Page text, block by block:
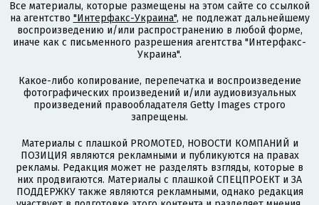
Все материалы, которые размещены на этом сайте со ссылкой
на агентство "Интерфакс-Украина", не подлежат дальнейшему
воспроизведению и/или распространению в любой форме,
иначе как с письменного разрешения агентства "Интерфакс-
Украина".
Какое-либо копирование, перепечатка и воспроизведение
фотографических произведений и/или аудиовизуальных
произведений правообладателя Getty Images строго
запрещены.
Материалы с плашкой PROMOTED, НОВОСТИ КОМПАНИЙ и
ПОЗИЦИЯ являются рекламными и публикуются на правах
рекламы. Редакция может не разделять взгляды, которые в
них продвигаются. Материалы с плашкой СПЕЦПРОЕКТ и ЗА
ПОДДЕРЖКУ также являются рекламными, однако редакция